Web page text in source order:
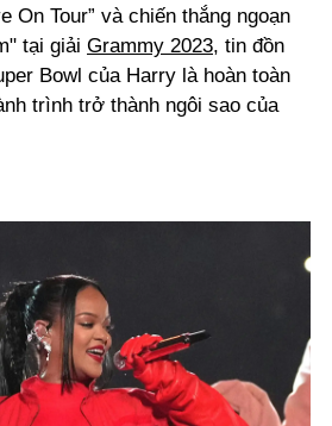
On Tour” và chiến thắng ngoạn
tại giải Grammy 2023, tin đồn
Bowl của Harry là hoàn toàn
trình trở thành ngôi sao của